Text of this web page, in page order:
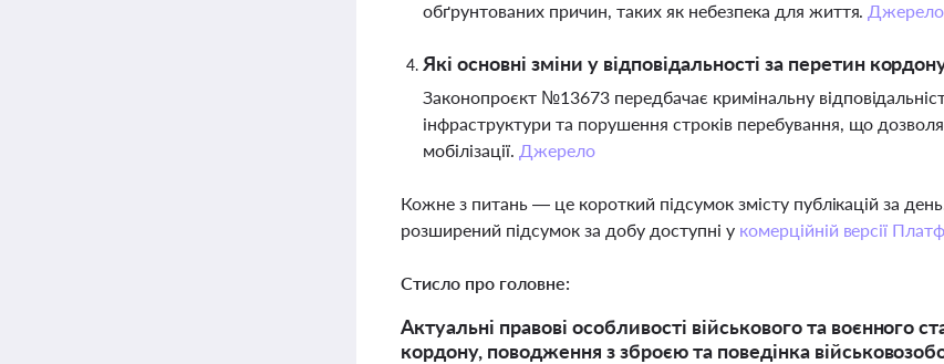
обґрунтованих причин, таких як небезпека для життя. Джерело
Які основні зміни у відповідальності за перетин
Законопроєкт №13673 передбачає кримінальну
інфраструктури та порушення строків перебування, що
мобілізації. Джерело
Кожне з питань — це короткий підсумок змісту публікацій за
розширений підсумок за добу доступні у комерційній версії
Стисло про головне:
Актуальні правові особливості військового та воєнного
кордону, поводження з зброєю та поведінка